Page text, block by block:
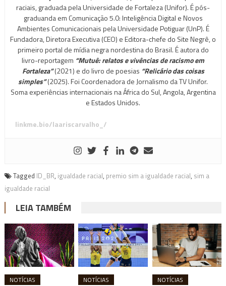
raciais, graduada pela Universidade de Fortaleza (Unifor). É pós-
graduanda em Comunicação 5.0: Inteligência Digital e Novos
Ambientes Comunicacionais pela Universidade Potiguar (UnP). É
Fundadora, Diretora Executiva (CEO) e Editora-chefe do Site Negrê, o
primeiro portal de mídia negra nordestina do Brasil. É autora do
livro-reportagem “Mutuê: relatos e vivências de racismo em
Fortaleza”(2021) e do livro de poesias “Relicário das coisas
simples”(2025). Foi Coordenadora de Jornalismo da TV Unifor.
Soma experiências internacionais na África do Sul, Angola, Argentina
e Estados Unidos.
linkme.bio/laariscarvalho_/
Tagged ID_BR, igualdade racial, premio sim a igualdade racial, sim a
igualdade racial
LEIA TAMBÉM
NOTÍCIAS NOTÍCIAS NOTÍCIAS